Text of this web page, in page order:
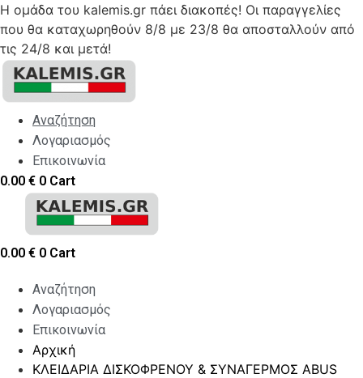
Η ομάδα του kalemis.gr πάει διακοπές! Οι παραγγελίες
που θα καταχωρηθούν 8/8 με 23/8 θα αποσταλλούν από
τις 24/8 και μετά!
Skip
content
Αναζήτηση
Λογαριασμός
Επικοινωνία
0.00 € 0 Cart
0.00 € 0 Cart
Αναζήτηση
Λογαριασμός
Επικοινωνία
Αρχική
ΚΛΕΙΔΑΡΙΑ ΔΙΣΚΟΦΡΕΝΟΥ & ΣΥΝΑΓΕΡΜΟΣ ABUS